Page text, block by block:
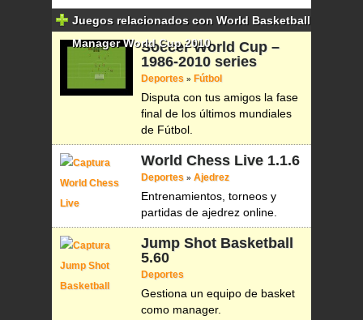
Juegos relacionados con World Basketball
Manager World Cup 2010Soccer World Cup –
1986-2010 series
Deportes » Fútbol
Disputa con tus amigos la fase
final de los últimos mundiales
de Fútbol.
World Chess Live 1.1.6
Deportes » Ajedrez
Entrenamientos, torneos y
partidas de ajedrez online.
Jump Shot Basketball
5.60
Deportes
Gestiona un equipo de basket
como manager.